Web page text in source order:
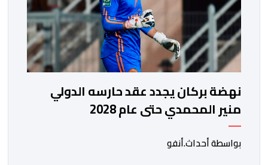
نهضة بركان يجدد عقد حارسه الدولي
منير المحمدي حتى عام 2028
بواسطة أحداث.أنفو